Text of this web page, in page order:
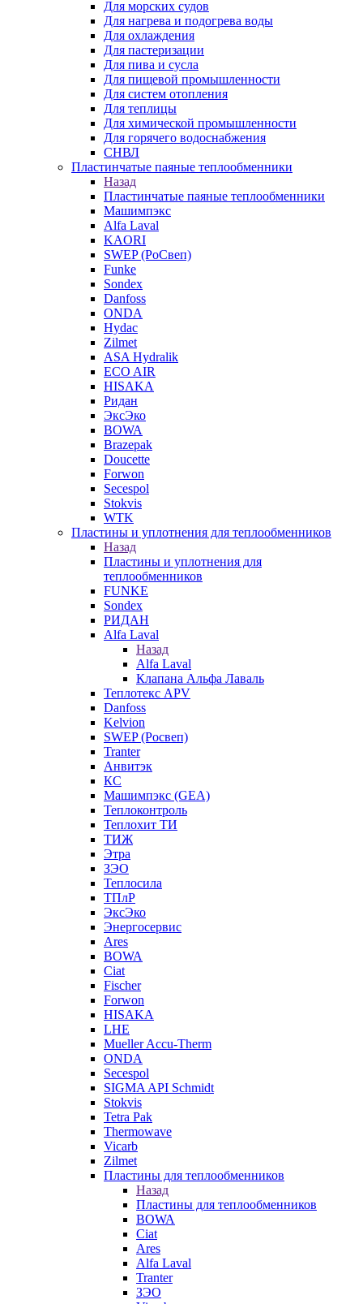
Для морских судов
Для нагрева и подогрева воды
Для охлаждения
Для пастеризации
Для пива и сусла
Для пищевой промышленности
Для систем отопления
Для теплицы
Для химической промышленности
Для горячего водоснабжения
СНВЛ
Пластинчатые паяные теплообменники
Назад
Пластинчатые паяные теплообменники
Машимпэкс
Alfa Laval
KAORI
SWEP (РоСвеп)
Funke
Sondex
Danfoss
ONDA
Hydac
Zilmet
ASA Hydralik
ECO AIR
HISAKA
Ридан
ЭксЭко
BOWA
Brazepak
Doucette
Forwon
Secespol
Stokvis
WTK
Пластины и уплотнения для теплообменников
Назад
Пластины и уплотнения для
теплообменников
FUNKE
Sondex
РИДАН
Alfa Laval
Назад
Alfa Laval
Клапана Альфа Лаваль
Теплотекс APV
Danfoss
Kelvion
SWEP (Росвеп)
Tranter
Анвитэк
КС
Машимпэкс (GEA)
Теплоконтроль
Теплохит ТИ
ТИЖ
Этра
ЗЭО
Теплосила
ТПлР
ЭксЭко
Энергосервис
Ares
BOWA
Ciat
Fischer
Forwon
HISAKA
LHE
Mueller Accu-Therm
ONDA
Secespol
SIGMA API Schmidt
Stokvis
Tetra Pak
Thermowave
Vicarb
Zilmet
Пластины для теплообменников
Назад
Пластины для теплообменников
BOWA
Ciat
Ares
Alfa Laval
Tranter
ЗЭО